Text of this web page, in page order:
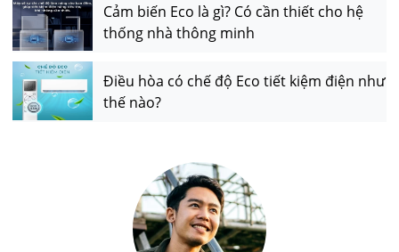
Cảm biến Eco là gì? Có cần thiết cho hệ
thống nhà thông minh
Điều hòa có chế độ Eco tiết kiệm điện như
thế nào?